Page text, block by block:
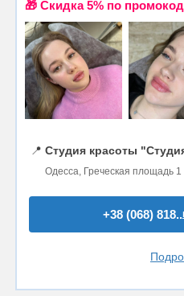
🎁 Cкидка 5% по
📍 Студия красоты
Одесса, Греческая площадь
+38 (068) 818..